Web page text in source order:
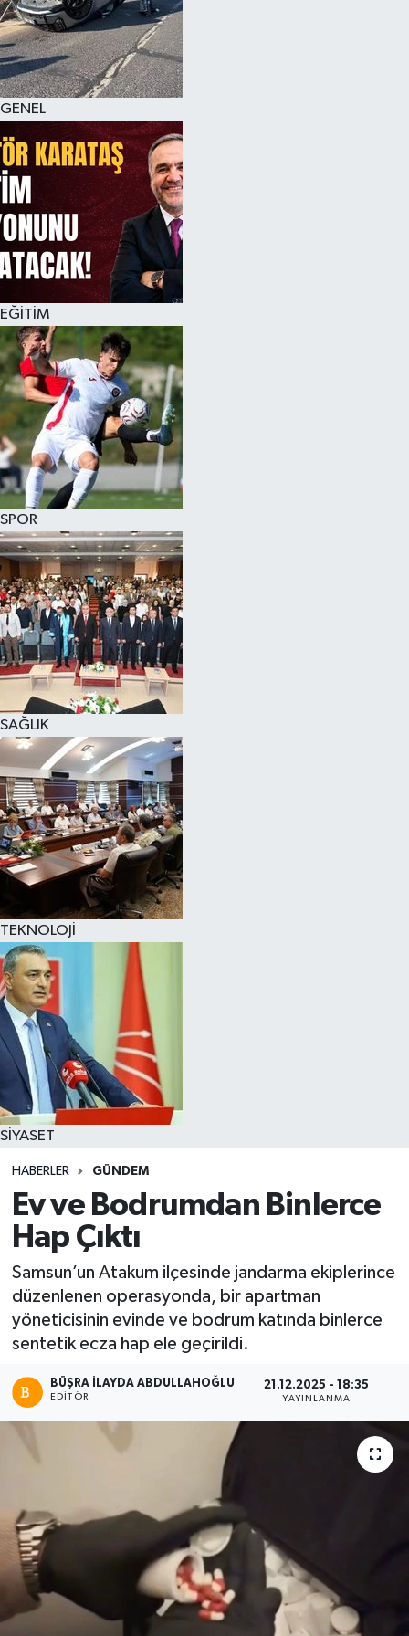
GENEL
EĞİTİM
SPOR
SAĞLIK
TEKNOLOJİ
SİYASET
HABERLER GÜNDEM
Ev ve Bodrumdan Binlerce
Hap Çıktı
Samsun’un Atakum ilçesinde jandarma ekiplerince
düzenlenen operasyonda, bir apartman
yöneticisinin evinde ve bodrum katında binlerce
sentetik ecza hap ele geçirildi.
BÜŞRA İLAYDA ABDULLAHOĞLU
EDITÖR
21.12.2025 - 18:35
YAYINLANMA
KÜLTÜR SANAT
MAGAZİN
SAĞLIK
SİYASET
SPOR
TEKNOLOJİ
VİZYONDAKİLER
YAŞAM